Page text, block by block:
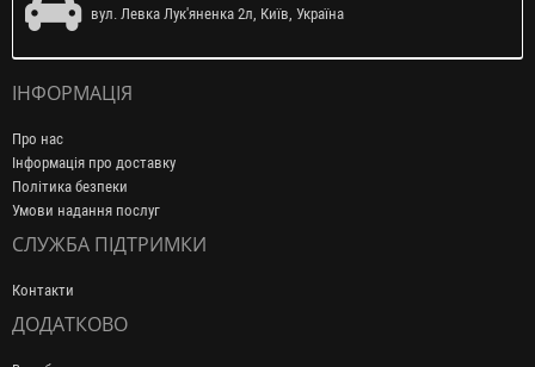
вул. Левка Лук'яненка 2л, Київ, Україна
ІНФОРМАЦІЯ
Про нас
Інформація про доставку
Політика безпеки
Умови надання послуг
СЛУЖБА ПІДТРИМКИ
Контакти
ДОДАТКОВО